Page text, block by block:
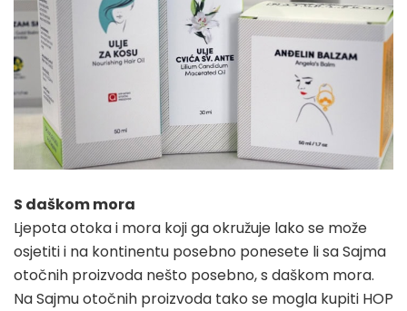
S daškom mora
Ljepota otoka i mora koji ga okružuje lako se može
osjetiti i na kontinentu posebno ponesete li sa Sajma
otočnih proizvoda nešto posebno, s daškom mora.
Na Sajmu otočnih proizvoda tako se mogla kupiti HOP